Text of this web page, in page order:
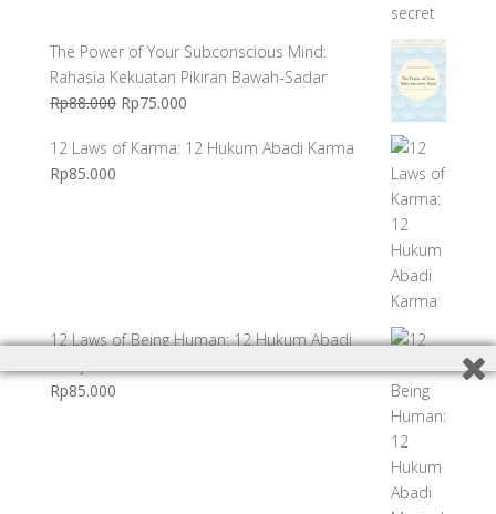
The Power of Your Subconscious Mind:
Rahasia Kekuatan Pikiran Bawah-Sadar
Rp88.000 Harga
adalah:
Rp75.000Harga
ini
12 Laws of Karma: 12 Hukum Abadi Karma
Rp85.000
12 Laws of Being Human: 12 Hukum Abadi
Rp85.000